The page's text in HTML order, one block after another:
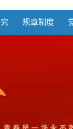
规章制度